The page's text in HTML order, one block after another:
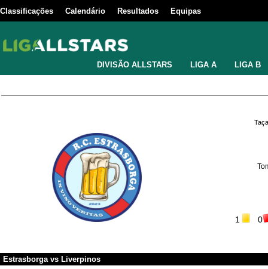
Classificações Calendário Resultados Equipas
DIVISÃO ALLSTARS LIGA A LIGA B
1 0
Estrasborgavs Liverpinos